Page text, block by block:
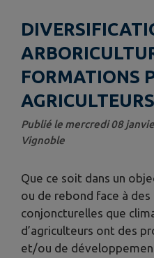
FORMATIONS
AGRICULTEURS
Publié le mercredi 08
Vignoble
Que ce soit dans un
ou de rebond face à des
conjoncturelles que
d’agriculteurs ont des
et/ou de